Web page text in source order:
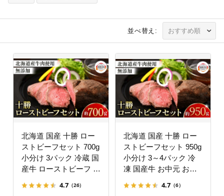
並べ替え:
北海道 国産 十勝 ロー
ストビーフセット 700g
小分け 3パック 冷蔵 国
産牛 ローストビーフ お
答 無添加 ローストビー
4.7 （26）
北海道 国産 十勝 ロー
ストビーフセット 950g
小分け 3～4パック 冷
凍 国産牛 お中元 お歳
ローストビーフ タレ付
4.7 （6）